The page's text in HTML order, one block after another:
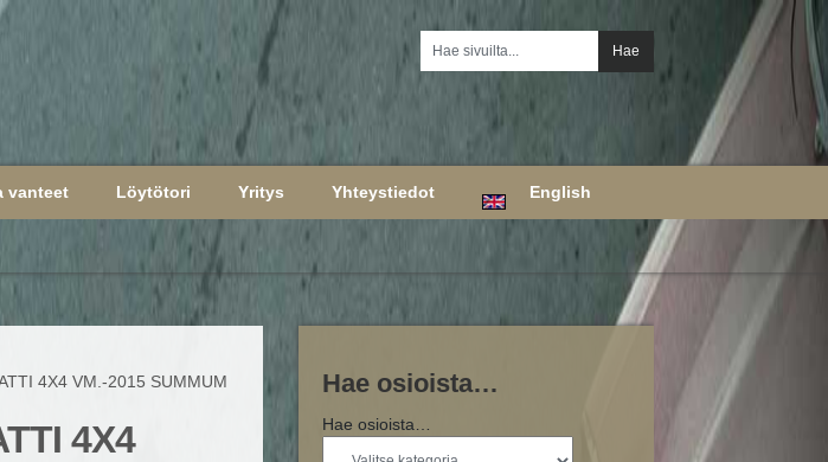
vanteet Löytötori Yritys Yhteystiedot English
4X4 VM.-2015 SUMMUM
4X4
Hae osioista…
Hae osioista…